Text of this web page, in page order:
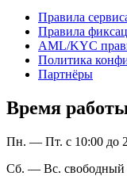
Правила
Правила
AML/KYC
Политика
Партнёры
Время
Пн. — Пт. с 10:00 до
Сб. — Вс. свободный